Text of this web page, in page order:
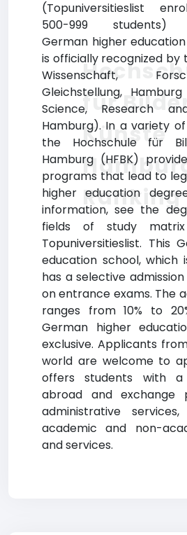
(Topuniversitieslist
500-999 students)
German higher
is officially recognized by
Wissenschaft,
Gleichstellung,
Science, Research
Hamburg). In a variety
the Hochschule für
Hamburg (HFBK)
programs that lead to
higher education
information, see the
fields of study
Topuniversitieslist. This
education school, which
has a selective
on entrance exams. The
ranges from 10% to
German higher
exclusive. Applicants
world are welcome to
offers students with
abroad and exchange
administrative
academic and non-
and services.
für
Künste
Ranking